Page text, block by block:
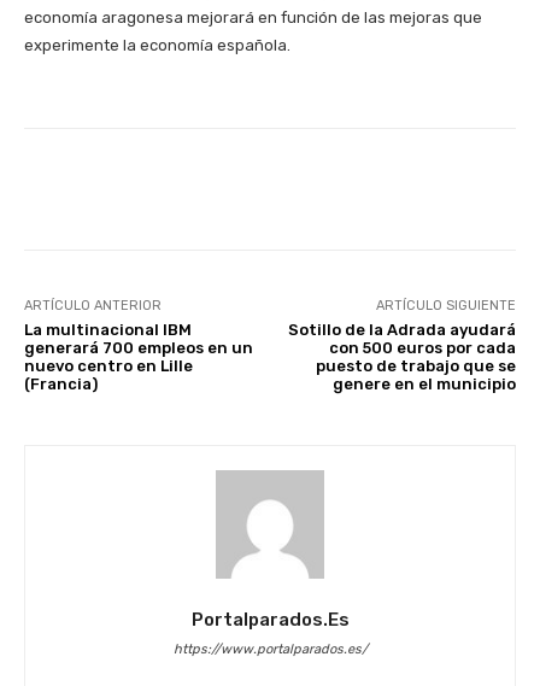
economía aragonesa mejorará en función de las mejoras que
experimente la economía española.
ARTÍCULO ANTERIOR
La multinacional IBM
generará 700 empleos en un
nuevo centro en Lille
(Francia)
ARTÍCULO SIGUIENTE
Sotillo de la Adrada ayudará
con 500 euros por cada
puesto de trabajo que se
genere en el municipio
Portalparados.es
https://www.portalparados.es/